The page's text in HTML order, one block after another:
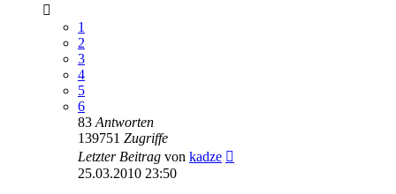
1
2
3
4
5
6
83 Antworten
139751 Zugriffe
Letzter Beitrag von kadze
25.03.2010 23:50